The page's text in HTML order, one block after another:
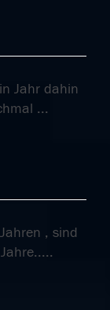
Jahr dahin
...
, sind
...